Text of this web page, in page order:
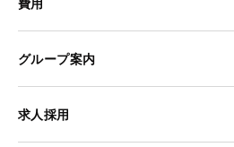
費用
グループ案内
求人採用